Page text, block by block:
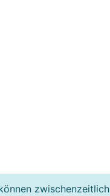
zwischenzeitlich